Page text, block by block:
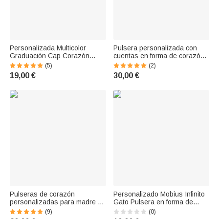
Personalizada Multicolor
Graduación Cap Corazón
Charm pulsera con nombre
grabado y el año de uso diario
Ceremonia de Graduación
(5)
19,00 €
Pulsera personalizada con
cuentas en forma de corazón
con iniciales y un dachshund
de ópalo: regalo de
cumpleaños para los amantes
(2)
30,00 €
Pulseras de corazón
personalizadas para madre e
hija con nombres Juego de 2
delicadas joyas Regalo de
(9)
Personalizado Mobius Infinito
Gato Pulsera en forma de
corazón con el nombre
Elegante joyería de uso diario
(0)